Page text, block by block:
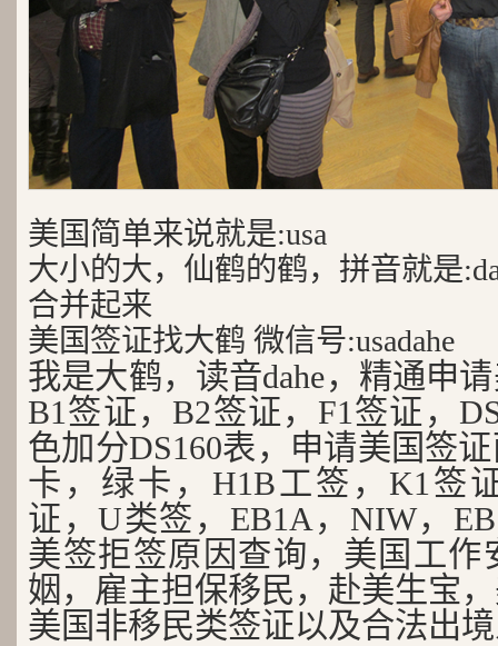
美国简单来说就是:usa
大小的大，仙鹤的鹤，拼音就是
合并起来
美国签证找大鹤 微信号:usadahe
我是大鹤，读音dahe，精通申
B1签证，B2签证，F1签证，
色加分DS160表，申请美国签
卡，绿卡，H1B工签，K1签
证，U类签，EB1A，NIW，
美签拒签原因查询，美国工作
姻，雇主担保移民，赴美生宝
美国非移民类签证以及合法出